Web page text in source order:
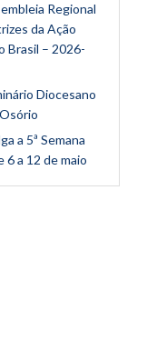
Regional
da Ação
Brasil – 2026-
Diocesano
a 5ª Semana
6 a 12 de maio